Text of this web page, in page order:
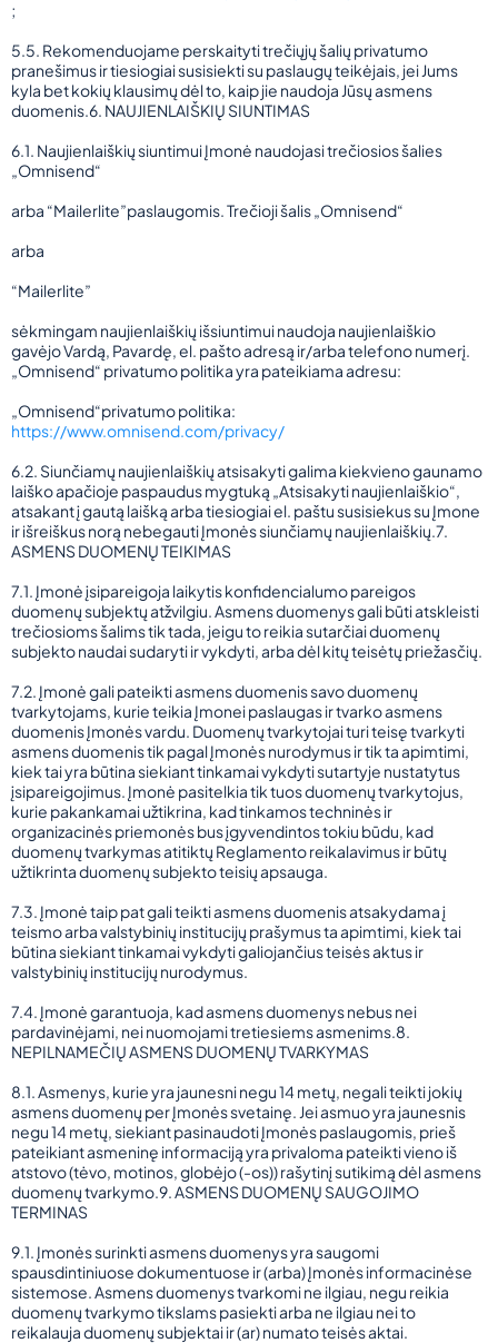
;
5.5. Rekomenduojame perskaityti trečiųjų šalių privatumo
pranešimus ir tiesiogiai susisiekti su paslaugų teikėjais, jei Jums
kyla bet kokių klausimų dėl to, kaip jie naudoja Jūsų asmens
duomenis.6. NAUJIENLAIŠKIŲ SIUNTIMAS
6.1. Naujienlaiškių siuntimui Įmonė naudojasi trečiosios šalies
„Omnisend“
arba “Mailerlite”paslaugomis. Trečioji šalis „Omnisend“
arba
“Mailerlite”
sėkmingam naujienlaiškių išsiuntimui naudoja naujienlaiškio
gavėjo Vardą, Pavardę, el. pašto adresą ir/arba telefono numerį.
„Omnisend“ privatumo politika yra pateikiama adresu:
„Omnisend“privatumo politika:
https://www.omnisend.com/privacy/
6.2. Siunčiamų naujienlaiškių atsisakyti galima kiekvieno gaunamo
laiško apačioje paspaudus mygtuką „Atsisakyti naujienlaiškio“,
atsakant į gautą laišką arba tiesiogiai el. paštu susisiekus su Įmone
ir išreiškus norą nebegauti Įmonės siunčiamų naujienlaiškių.7.
ASMENS DUOMENŲ TEIKIMAS
7.1. Įmonė įsipareigoja laikytis konfidencialumo pareigos
duomenų subjektų atžvilgiu. Asmens duomenys gali būti atskleisti
trečiosioms šalims tik tada, jeigu to reikia sutarčiai duomenų
subjekto naudai sudaryti ir vykdyti, arba dėl kitų teisėtų priežasčių.
7.2. Įmonė gali pateikti asmens duomenis savo duomenų
tvarkytojams, kurie teikia Įmonei paslaugas ir tvarko asmens
duomenis Įmonės vardu. Duomenų tvarkytojai turi teisę tvarkyti
asmens duomenis tik pagal Įmonės nurodymus ir tik ta apimtimi,
kiek tai yra būtina siekiant tinkamai vykdyti sutartyje nustatytus
įsipareigojimus. Įmonė pasitelkia tik tuos duomenų tvarkytojus,
kurie pakankamai užtikrina, kad tinkamos techninės ir
organizacinės priemonės bus įgyvendintos tokiu būdu, kad
duomenų tvarkymas atitiktų Reglamento reikalavimus ir būtų
užtikrinta duomenų subjekto teisių apsauga.
7.3. Įmonė taip pat gali teikti asmens duomenis atsakydama į
teismo arba valstybinių institucijų prašymus ta apimtimi, kiek tai
būtina siekiant tinkamai vykdyti galiojančius teisės aktus ir
valstybinių institucijų nurodymus.
7.4. Įmonė garantuoja, kad asmens duomenys nebus nei
pardavinėjami, nei nuomojami tretiesiems asmenims.8.
NEPILNAMEČIŲ ASMENS DUOMENŲ TVARKYMAS
8.1. Asmenys, kurie yra jaunesni negu 14 metų, negali teikti jokių
asmens duomenų per Įmonės svetainę. Jei asmuo yra jaunesnis
negu 14 metų, siekiant pasinaudoti Įmonės paslaugomis, prieš
pateikiant asmeninę informaciją yra privaloma pateikti vieno iš
atstovo (tėvo, motinos, globėjo (-os)) rašytinį sutikimą dėl asmens
duomenų tvarkymo.9. ASMENS DUOMENŲ SAUGOJIMO
TERMINAS
9.1. Įmonės surinkti asmens duomenys yra saugomi
spausdintiniuose dokumentuose ir (arba) Įmonės informacinėse
sistemose. Asmens duomenys tvarkomi ne ilgiau, negu reikia
duomenų tvarkymo tikslams pasiekti arba ne ilgiau nei to
reikalauja duomenų subjektai ir (ar) numato teisės aktai.